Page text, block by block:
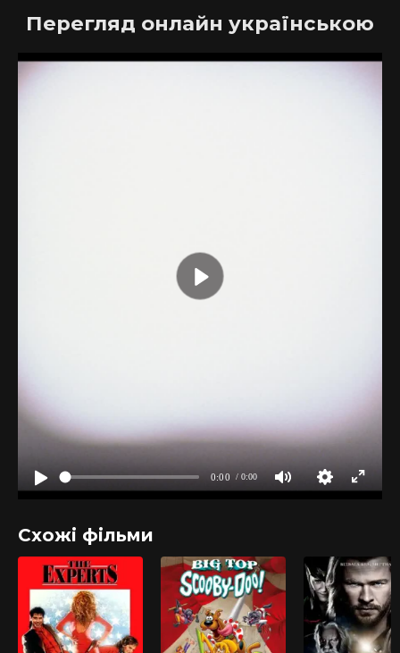
Перегляд онлайн українською
Схожі фільми